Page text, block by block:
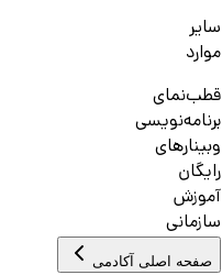
سایر
موارد
قطب‌نمای
برنامه‌نویسی
وبینارهای
رایگان
آموزش
سازمانی
صفحه اصلی آکادمی